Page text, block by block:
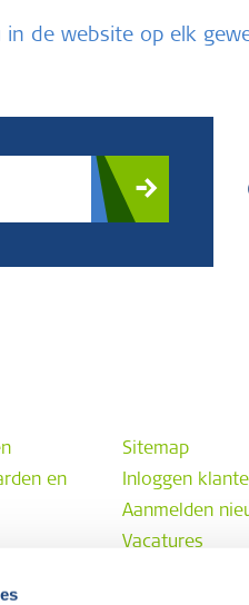
in de website op elk
en
Sitemap
Inloggen
Aanmelden
Vacatures